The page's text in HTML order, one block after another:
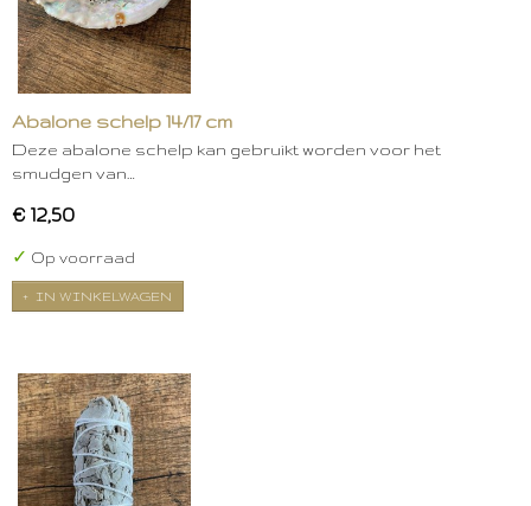
Abalone schelp 14/17 cm
Deze abalone schelp kan gebruikt worden voor het
smudgen van…
€ 12,50
✓ Op voorraad
IN WINKELWAGEN